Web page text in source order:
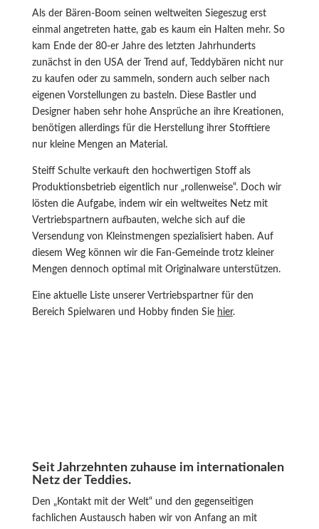
Als der Bären-Boom seinen weltweiten Siegeszug erst
einmal angetreten hatte, gab es kaum ein Halten mehr. So
kam Ende der 80-er Jahre des letzten Jahrhunderts
zunächst in den USA der Trend auf, Teddybären nicht nur
zu kaufen oder zu sammeln, sondern auch selber nach
eigenen Vorstellungen zu basteln. Diese Bastler und
Designer haben sehr hohe Ansprüche an ihre Kreationen,
benötigen allerdings für die Herstellung ihrer Stofftiere
nur kleine Mengen an Material.
Steiff Schulte verkauft den hochwertigen Stoff als
Produktionsbetrieb eigentlich nur „rollenweise“. Doch wir
lösten die Aufgabe, indem wir ein weltweites Netz mit
Vertriebspartnern aufbauten, welche sich auf die
Versendung von Kleinstmengen spezialisiert haben. Auf
diesem Weg können wir die Fan-Gemeinde trotz kleiner
Mengen dennoch optimal mit Originalware unterstützen.
Eine aktuelle Liste unserer Vertriebspartner für den
Bereich Spielwaren und Hobby finden Sie hier.
Seit Jahrzehnten zuhause im internationalen
Netz der Teddies.
Den „Kontakt mit der Welt“ und den gegenseitigen
fachlichen Austausch haben wir von Anfang an mit